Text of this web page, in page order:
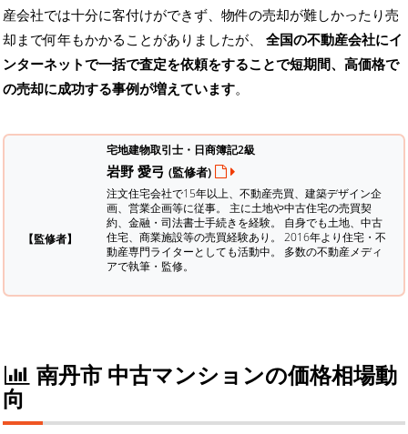
産会社では十分に客付けができず、物件の売却が難しかったり売
却まで何年もかかることがありましたが、 全国の不動産会社にイ
ンターネットで一括で査定を依頼をすることで短期間、高価格で
の売却に成功する事例が増えています。
【監修者】
宅地建物取引士・日商簿記2級
岩野 愛弓 (監修者)
注文住宅会社で15年以上、不動産売買、建築デザイン企
画、営業企画等に従事。 主に土地や中古住宅の売買契
約、金融・司法書士手続きを経験。 自身でも土地、中古
住宅、商業施設等の売買経験あり。 2016年より住宅・不
動産専門ライターとしても活動中。 多数の不動産メディ
アで執筆・監修。
南丹市 中古マンションの価格相場動
向